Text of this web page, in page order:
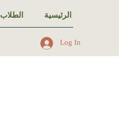
الرئيسية الطلاب
Log In